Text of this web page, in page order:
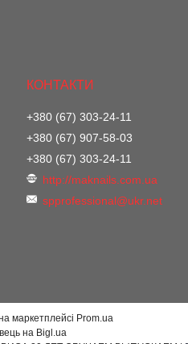
+380 (67) 303-24-11
+380 (67) 907-58-03
+380 (67) 303-24-11
http://maknails.com.ua
spprofessional@ukr.net
маркетплейсі Prom.ua
на Bigl.ua